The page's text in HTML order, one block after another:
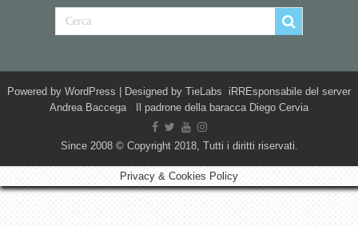
Powered by WordPress | Designed by TieLabs iRREsponsabile del server
Andrea Baccega Il padrone della baracca Diego Cervia
Since 2008 © Copyright 2018, Tutti i diritti riservati.
Privacy & Cookies Policy